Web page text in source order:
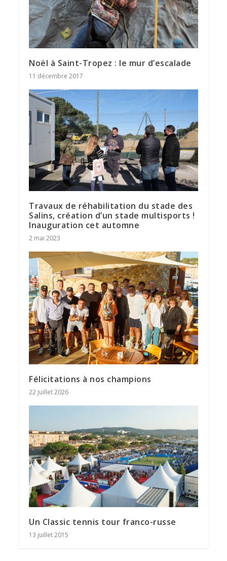
Noël à Saint-Tropez : le mur d’escalade
11 décembre 2017
Travaux de réhabilitation du stade des
Salins, création d’un stade multisports !
Inauguration cet automne
2 mai 2023
Félicitations à nos champions
22 juillet 2026
Un Classic tennis tour franco-russe
13 juillet 2015